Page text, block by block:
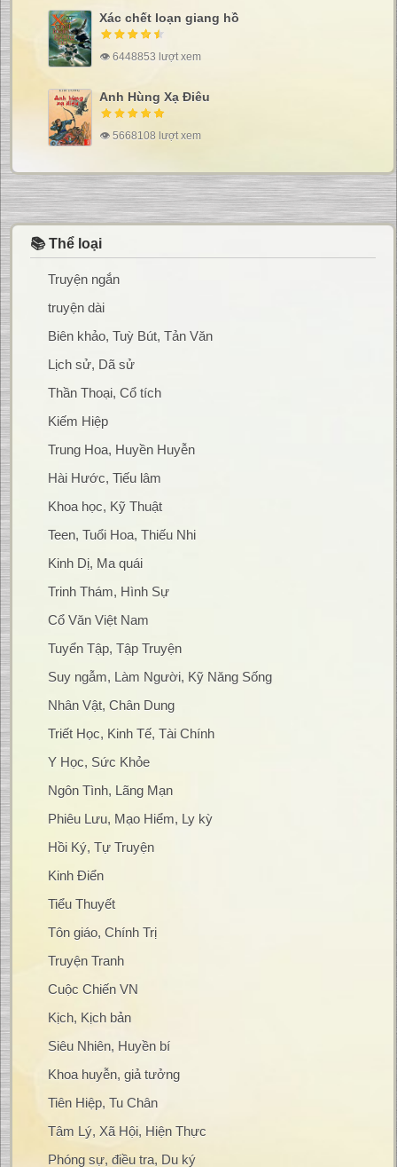
Xác chết loạn giang hồ
👁 6448853 lượt xem
Anh Hùng Xạ Điêu
👁 5668108 lượt xem
📚 Thể loại
Truyện ngắn
truyện dài
Biên khảo, Tuỳ Bút, Tản Văn
Lịch sử, Dã sử
Thần Thoại, Cổ tích
Kiếm Hiệp
Trung Hoa, Huyền Huyễn
Hài Hước, Tiếu lâm
Khoa học, Kỹ Thuật
Teen, Tuổi Hoa, Thiếu Nhi
Kinh Dị, Ma quái
Trinh Thám, Hình Sự
Cổ Văn Việt Nam
Tuyển Tập, Tập Truyện
Suy ngẫm, Làm Người, Kỹ Năng Sống
Nhân Vật, Chân Dung
Triết Học, Kinh Tế, Tài Chính
Y Học, Sức Khỏe
Ngôn Tình, Lãng Mạn
Phiêu Lưu, Mạo Hiểm, Ly kỳ
Hồi Ký, Tự Truyện
Kinh Điển
Tiểu Thuyết
Tôn giáo, Chính Trị
Truyện Tranh
Cuộc Chiến VN
Kịch, Kịch bản
Siêu Nhiên, Huyền bí
Khoa huyễn, giả tưởng
Tiên Hiệp, Tu Chân
Tâm Lý, Xã Hội, Hiện Thực
Phóng sự, điều tra, Du ký